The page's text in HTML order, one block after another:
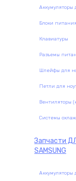
Аккумуляторы
Блоки
Клавиатуры
Разъемы
Шлейфы для
Петли для
Вентиляторы
Системы
Запчасти
SAMSUNG
Аккумуляторы